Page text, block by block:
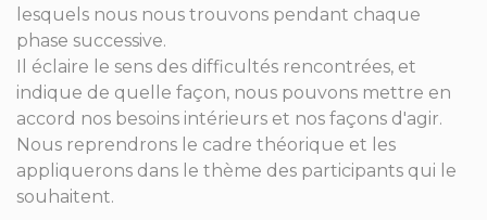
lesquels nous nous trouvons pendant chaque
phase successive.
Il éclaire le sens des difficultés rencontrées, et
indique de quelle façon, nous pouvons mettre en
accord nos besoins intérieurs et nos façons d'agir.
Nous reprendrons le cadre théorique et les
appliquerons dans le thème des participants qui le
souhaitent.